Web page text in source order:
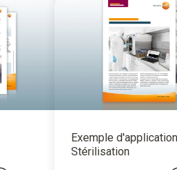
Exemple d'application
Stérilisation